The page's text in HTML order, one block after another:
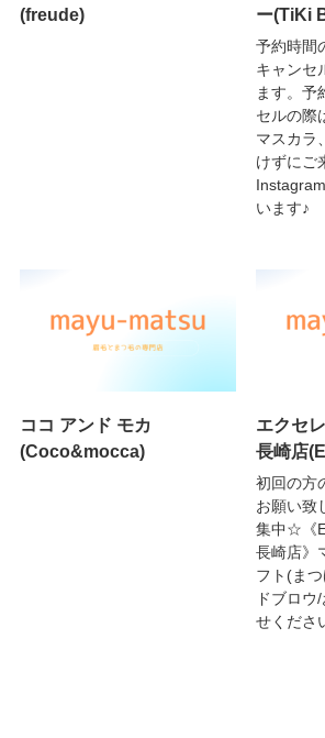
(freude)
ー(TiKi
予約時間
キャンセ
ます。予
セルの際
マスカラ
けずにご
います♪
ココ アンド モカ
(Coco&mocca)
エクセ
長崎店
初回の方
お願い致
集中☆《
長崎店》
フト(ま
ドブロウ
せくださ